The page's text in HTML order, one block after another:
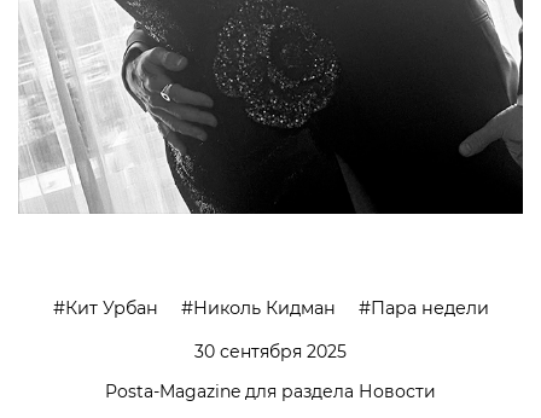
Кит Урбан Николь Кидман
Пара недели
30 сентября 2025
Posta-Magazine для раздела Новости